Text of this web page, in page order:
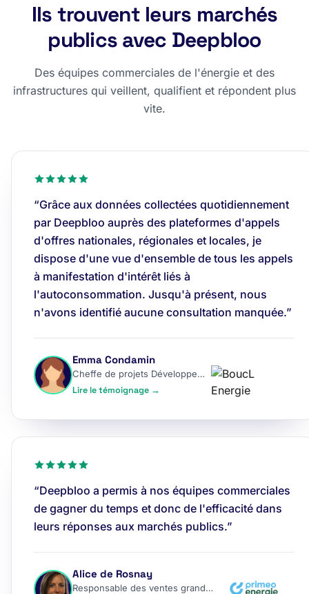
Ils trouvent leurs marchés
publics avec Deepbloo
Des équipes commerciales de l'énergie et des
infrastructures qui veillent, qualifient et répondent plus
vite.
“Grâce aux données collectées quotidiennement
par Deepbloo auprès des plateformes d'appels
d'offres nationales, régionales et locales, je
dispose d'une vue d'ensemble de tous les appels
à manifestation d'intérêt liés à
l'autoconsommation. Jusqu'à présent, nous
n'avons identifié aucune consultation manquée.”
Emma Condamin
Cheffe de projets Développement
Lire le témoignage →
“Deepbloo a permis à nos équipes commerciales
de gagner du temps et donc de l'efficacité dans
leurs réponses aux marchés publics.”
Alice de Rosnay
Responsable des ventes grands comptes